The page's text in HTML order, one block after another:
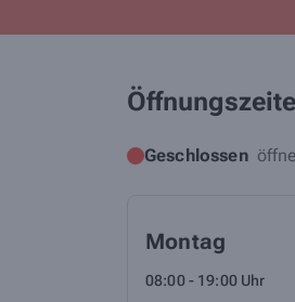
Geschlossen
Montag
08:00 - 19:00 Uhr